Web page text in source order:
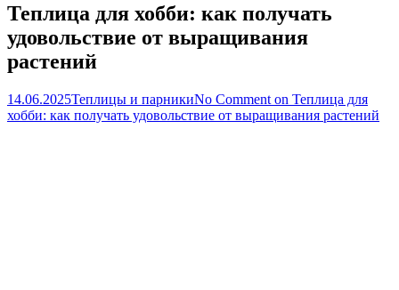
Теплица для хобби: как получать
удовольствие от выращивания
растений
14.06.2025Теплицы и парникиNo Comment on Теплица для
хобби: как получать удовольствие от выращивания растений